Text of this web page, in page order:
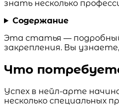
знать несколько
Содержание
Эта статья —
закрепления. Вы
Что
Успех в нейл-арте
несколько специальных